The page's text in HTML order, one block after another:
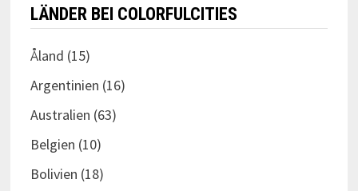
LÄNDER BEI COLORFULCITIES
Åland (15)
Argentinien (16)
Australien (63)
Belgien (10)
Bolivien (18)